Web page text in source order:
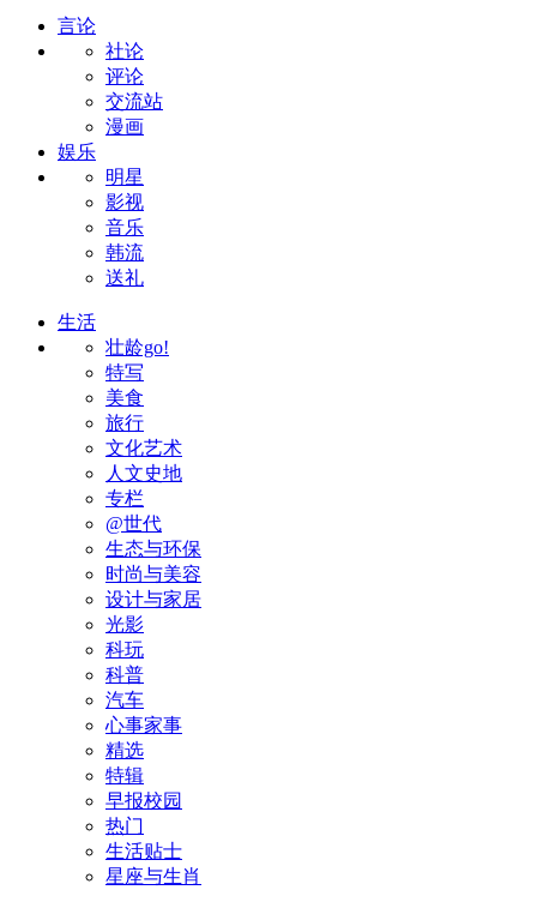
言论
社论
评论
交流站
漫画
娱乐
明星
影视
音乐
韩流
送礼
生活
壮龄go!
特写
美食
旅行
文化艺术
人文史地
专栏
@世代
生态与环保
时尚与美容
设计与家居
光影
科玩
科普
汽车
心事家事
精选
特辑
早报校园
热门
生活贴士
星座与生肖